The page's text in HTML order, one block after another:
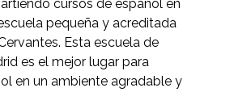
cursos de español en
pequeña y acreditada
Esta escuela de
es el mejor lugar para
en un ambiente agradable y